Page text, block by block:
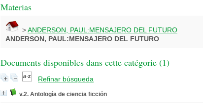
Materias
>ANDERSON, PAUL:MENSAJERO DEL FUTURO
ANDERSON, PAUL:MENSAJERO DEL FUTURO
Documents disponibles dans cette catégorie (1)
Refinar búsqueda
v.2. Antología de ciencia ficción